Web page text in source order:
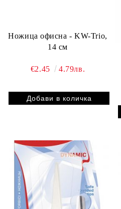
Ножица офисна - KW-Trio,
14 см
€2.45 4.79лв.